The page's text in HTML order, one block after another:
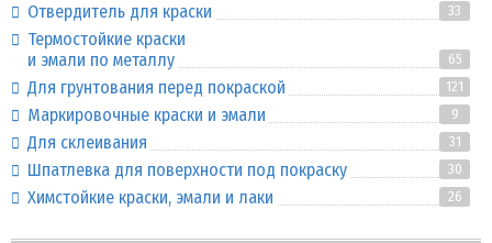
Отвердитель для краски 33
Термостойкие краски
и эмали по металлу
65
Для грунтования перед покраской 121
Маркировочные краски и эмали 9
Для склеивания 31
Шпатлевка для поверхности под покраску 30
Химстойкие краски, эмали и лаки 26